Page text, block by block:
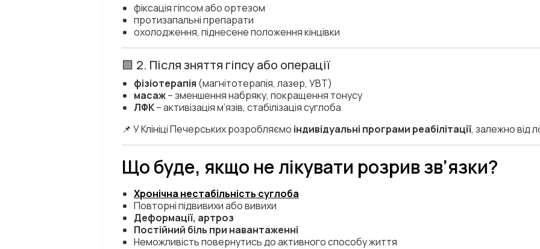
фіксація гіпсом або ортезом
протизапальні препарати
охолодження, піднесене положення кінцівки
🟩 2. Після зняття гіпсу або операції
фізіотерапія (магнітотерапія, лазер, УВТ)
масаж– зменшення набряку, покращення тонусу
ЛФК– активізація м’язів, стабілізація суглоба
📌 У Клініці Печерських розробляємо індивідуальні програми реабілітації, залежно від
Що буде, якщо не лікувати розрив зв’язки?
Хронічна нестабільність суглоба
Повторні підвивихи або вивихи
Деформації, артроз
Постійний біль при навантаженні
Неможливість повернутись до активного способу життя